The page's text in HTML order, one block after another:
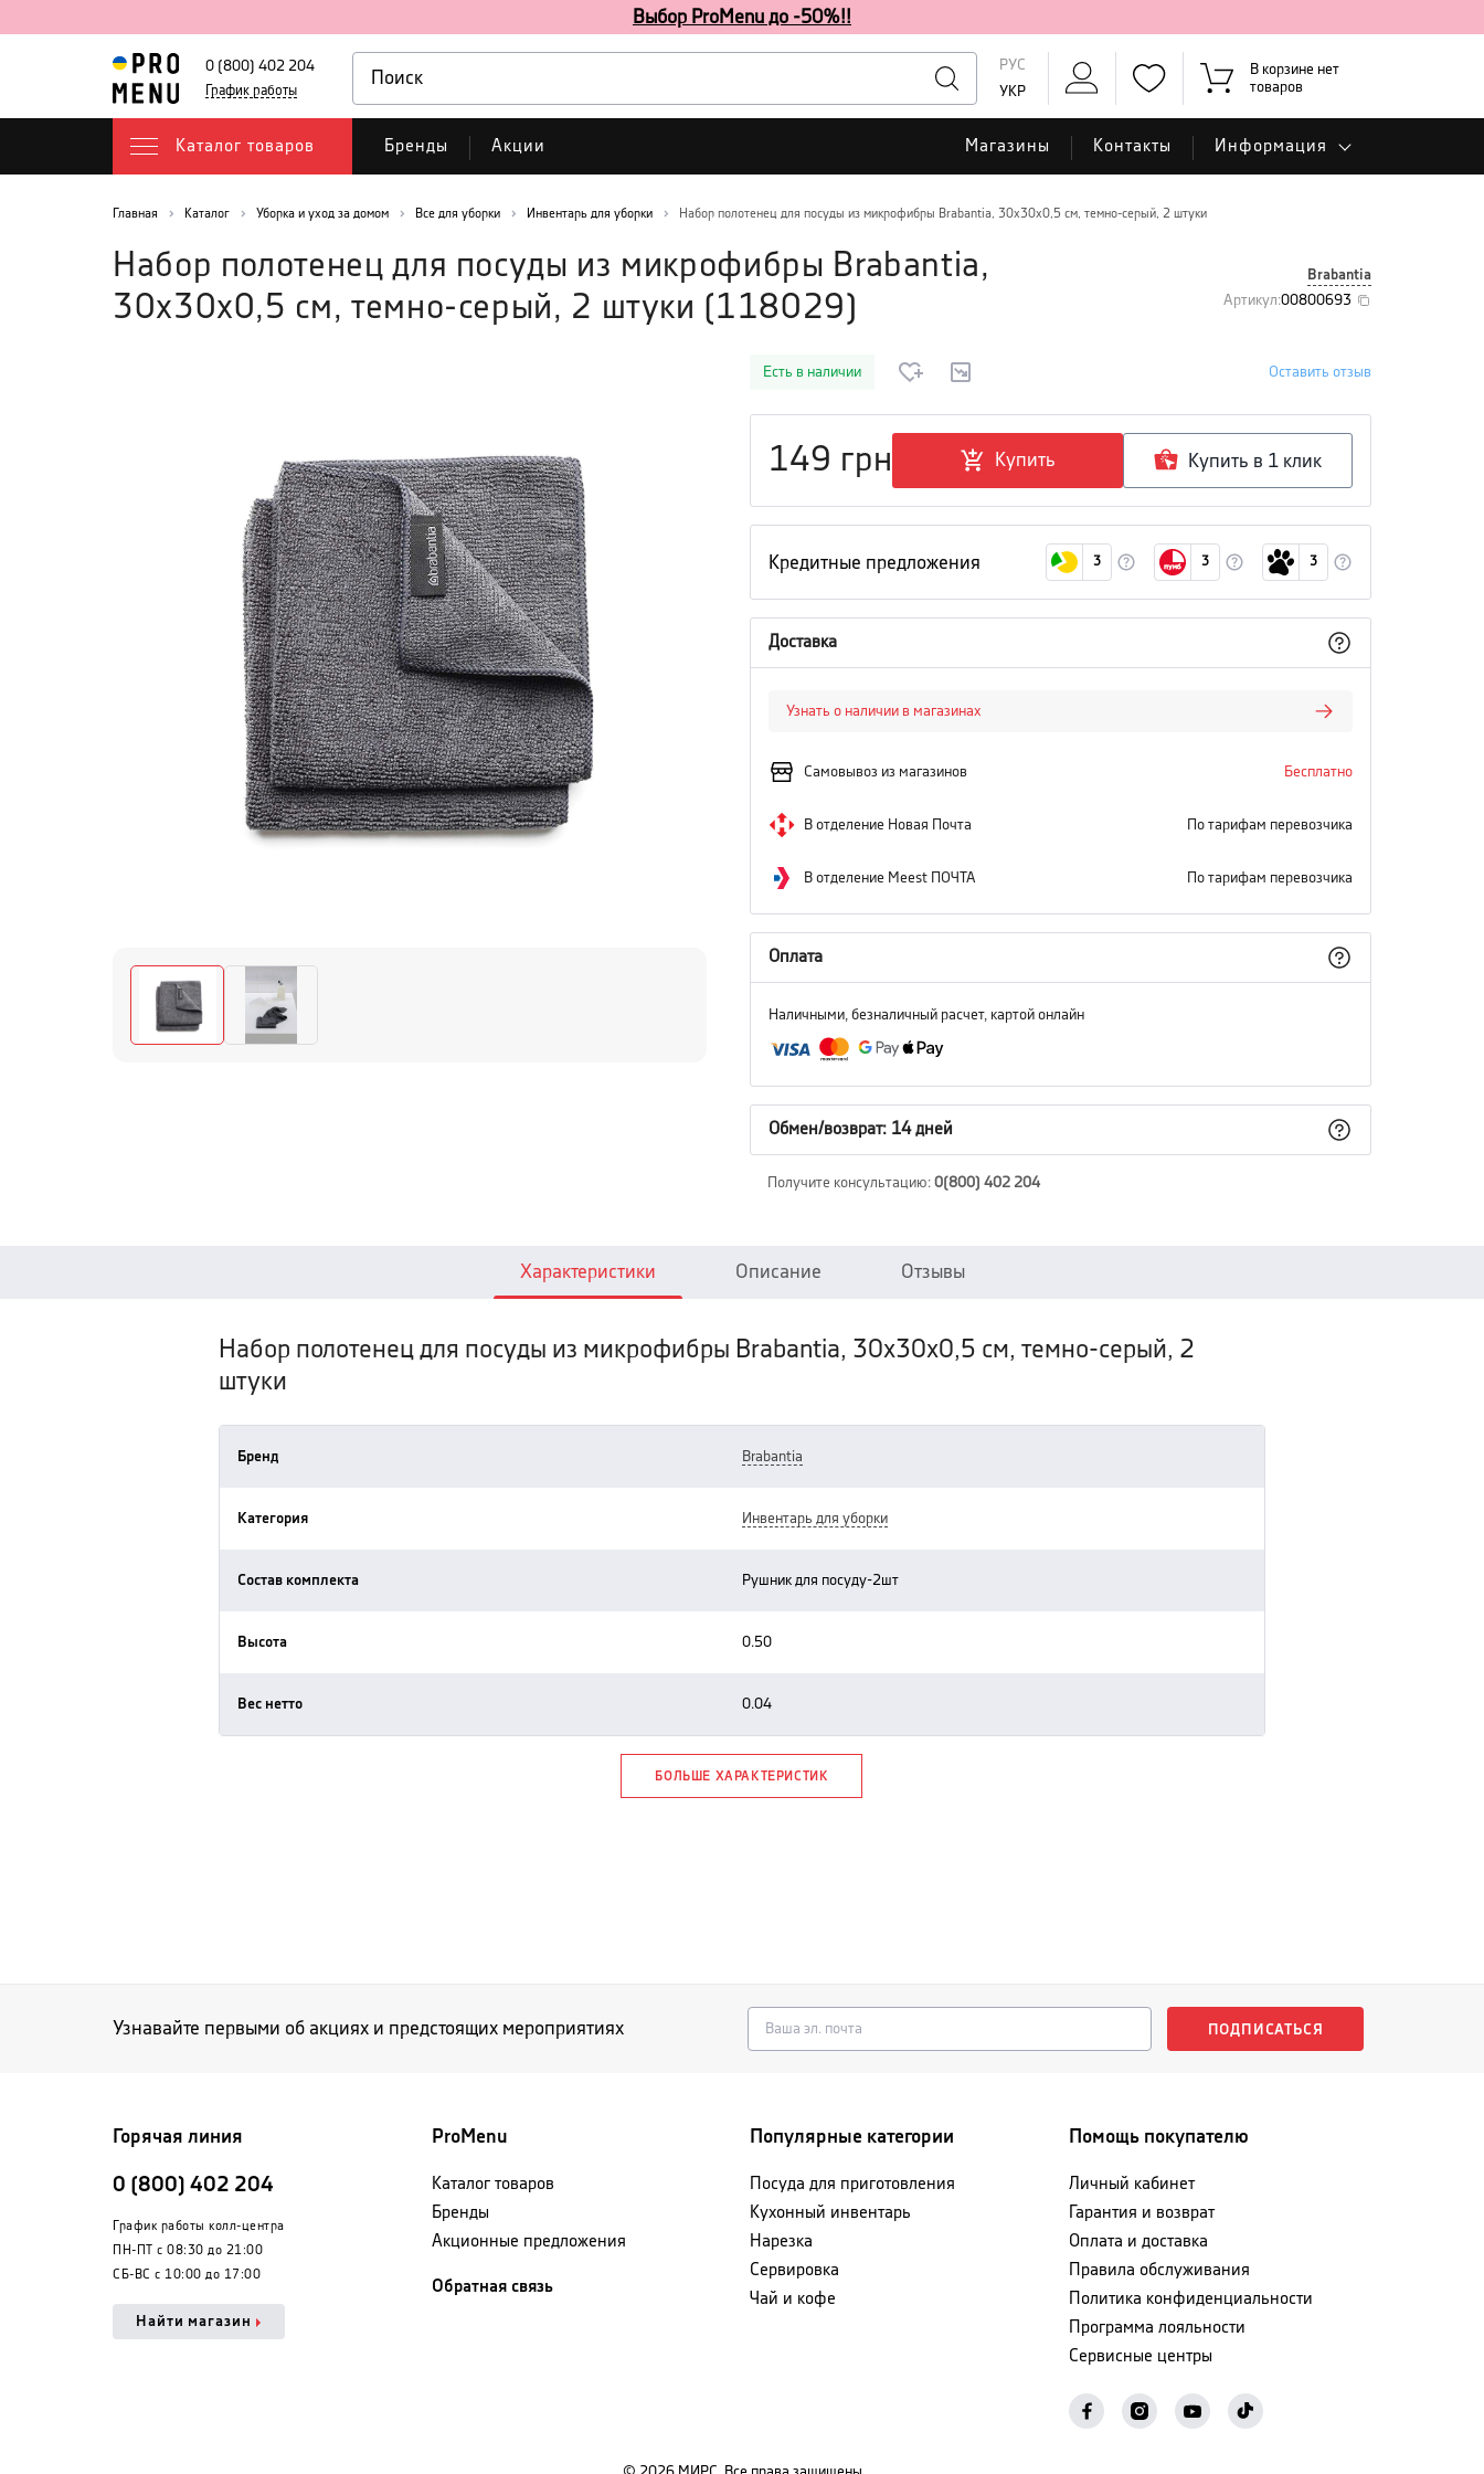
Выбор ProMenu до -50%!!
0 (800) 402 204
График работы
РУС
УКР
В корзине нет
товаров
Каталог товаров Бренды Акции Магазины Контакты Информация
Главная Каталог Уборка и уход за домом Все для уборки Инвентарь для уборки Набор полотенец для посуды из микрофибры Brabantia, 30х30х0,5 см, темно-серый, 2 штуки
Набор полотенец для посуды из микрофибры Brabantia,
30х30х0,5 см, темно-серый, 2 штуки ( 118029 )
Brabantia
Артикул:00800693
Есть в наличии Оставить отзыв
149 грн Купить Купить в 1 клик
Кредитные предложения 3 3 3
Доставка
Узнать о наличии в магазинах
Самовывоз из магазинов Бесплатно
В отделение Новая Почта По тарифам перевозчика
В отделение Meest ПОЧТА По тарифам перевозчика
Оплата
Наличными, безналичный расчет, картой онлайн
Обмен/возврат: 14 дней
Получите консультацию: 0(800) 402 204
Характеристики Описание Отзывы
Набор полотенец для посуды из микрофибры Brabantia, 30х30х0,5 см, темно-серый, 2
штуки
Бренд brabantia
Категория инвентарь для уборки
Состав комплекта рушник для посуду-2шт
Высота 0.50
Вес нетто 0.04
БОЛЬШЕ ХАРАКТЕРИСТИК
Узнавайте первыми об акциях и предстоящих мероприятиях ПОДПИСАТЬСЯ
Горячая линия
0 (800) 402 204
График работы колл-центра
ПН-ПТ с 08:30 до 21:00
СБ-ВС с 10:00 до 17:00
Найти магазин
ProMenu
Каталог товаров
Бренды
Акционные предложения
Обратная связь
Популярные категории
Посуда для приготовления
Кухонный инвентарь
Нарезка
Сервировка
Чай и кофе
Помощь покупателю
Личный кабинет
Гарантия и возврат
Оплата и доставка
Правила обслуживания
Политика конфиденциальности
Программа лояльности
Сервисные центры